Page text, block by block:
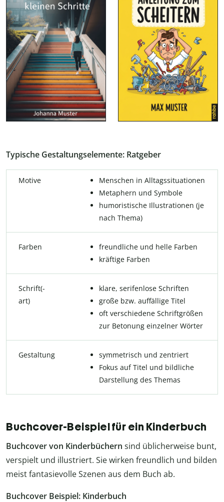
Typische Gestaltungselemente: Ratgeber
Motive
Menschen in Alltagssituationen
Metaphern und Symbole
humoristische Illustrationen (je
nach Thema)
Farben
freundliche und helle Farben
kräftige Farben
Schrift(-
art)
klare, serifenlose Schriften
große bzw. auffällige Titel
oft verschiedene Schriftgrößen
zur Betonung einzelner Wörter
Gestaltung
symmetrisch und zentriert
Fokus auf Titel und bildliche
Darstellung des Themas
Buchcover-Beispiel für ein Kinderbuch
Buchcover von Kinderbüchern sind üblicherweise bunt,
verspielt und illustriert. Sie wirken freundlich und bilden
meist fantasievolle Szenen aus dem Buch ab.
Buchcover Beispiel: Kinderbuch